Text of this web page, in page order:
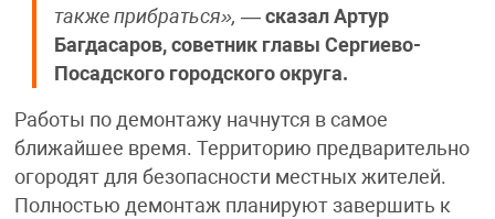
также прибраться», — сказал Артур
Багдасаров, советник главы Сергиево-
Посадского городского округа.
Работы по демонтажу начнутся в самое
ближайшее время. Территорию предварительно
огородят для безопасности местных жителей.
Полностью демонтаж планируют завершить к